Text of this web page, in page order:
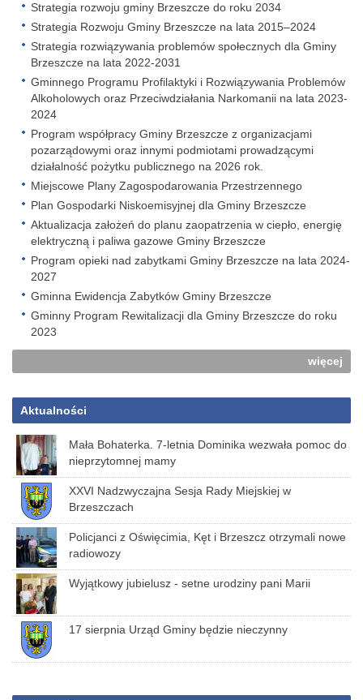
Strategia rozwoju gminy Brzeszcze do roku 2034
Strategia Rozwoju Gminy Brzeszcze na lata 2015–2024
Strategia rozwiązywania problemów społecznych dla Gminy
Brzeszcze na lata 2022-2031
Gminnego Programu Profilaktyki i Rozwiązywania Problemów
Alkoholowych oraz Przeciwdziałania Narkomanii na lata 2023-
2024
Program współpracy Gminy Brzeszcze z organizacjami
pozarządowymi oraz innymi podmiotami prowadzącymi
działalność pożytku publicznego na 2026 rok.
Miejscowe Plany Zagospodarowania Przestrzennego
Plan Gospodarki Niskoemisyjnej dla Gminy Brzeszcze
Aktualizacja założeń do planu zaopatrzenia w ciepło, energię
elektryczną i paliwa gazowe Gminy Brzeszcze
Program opieki nad zabytkami Gminy Brzeszcze na lata 2024-
2027
Gminna Ewidencja Zabytków Gminy Brzeszcze
Gminny Program Rewitalizacji dla Gminy Brzeszcze do roku
2023
więcej
Aktualności
Mała Bohaterka. 7-letnia Dominika wezwała pomoc do
nieprzytomnej mamy
XXVI Nadzwyczajna Sesja Rady Miejskiej w
Brzeszczach
Policjanci z Oświęcimia, Kęt i Brzeszcz otrzymali nowe
radiowozy
Wyjątkowy jubielusz - setne urodziny pani Marii
17 sierpnia Urząd Gminy będzie nieczynny